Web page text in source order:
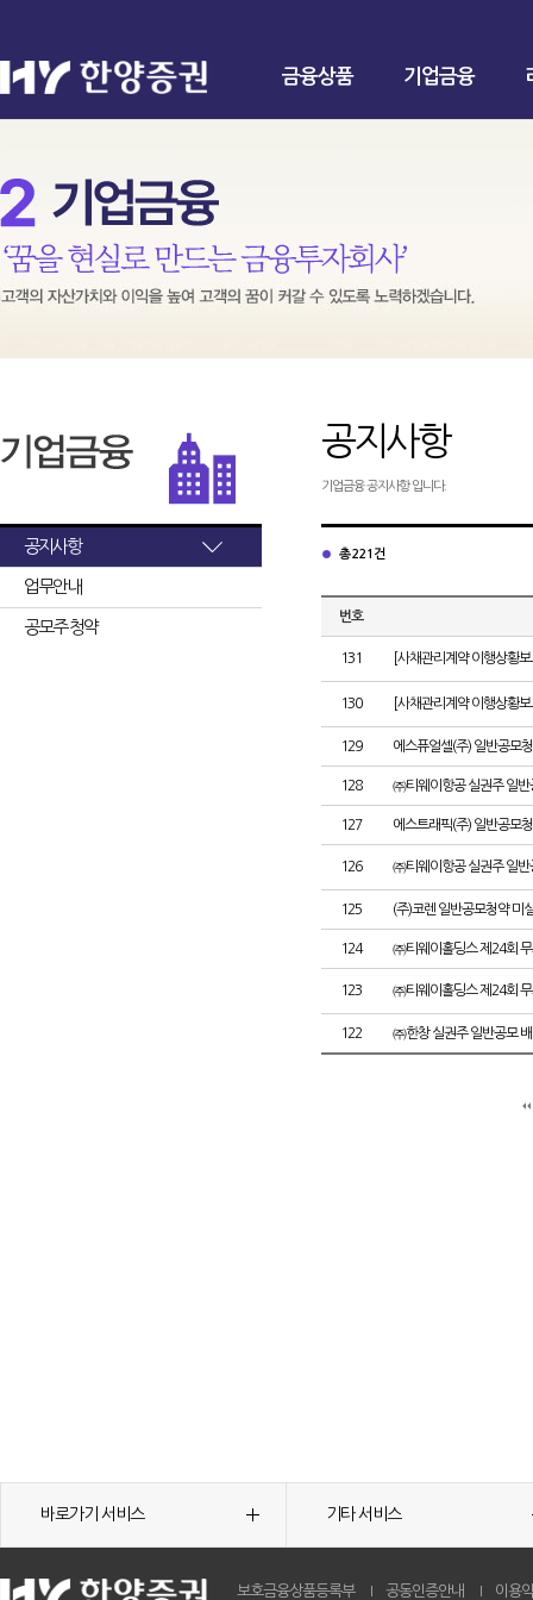
금융상품 기업금융
공지사항
업무안내
공모주 청약
공지사항
기업금융 공지사항 입니다.
총 221건
번호
131 [사채관리계약 이행상황
130 [사채관리계약 이행상황
129 에스퓨얼셀(주) 일반공모
128 ㈜티웨이항공 실권주 일반
127 에스트래픽(주) 일반공모
126 ㈜티웨이항공 실권주 일반
125 (주)코렌 일반공모청약 미
124 ㈜티웨이홀딩스 제24회
123 ㈜티웨이홀딩스 제24회
122 ㈜한창 실권주 일반공모
바로가기 서비스 기타 서비스
보호금융상품등록부 공동인증안내 이용